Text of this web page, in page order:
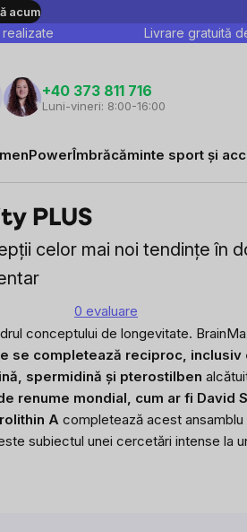
acum
Livrare gratuită
+40 373 811 716
Luni-vineri: 8:00-16:00
Îmbrăcăminte sport și
PLUS
celor mai noi tendințe în
0 evaluare
conceptului de longevitate.
se completează reciproc, inclusiv
spermidină și pterostilben
renume mondial, cum ar fi David
A completează acest ansamblu
subiectul unei cercetări intense la
Evaluare preţ: